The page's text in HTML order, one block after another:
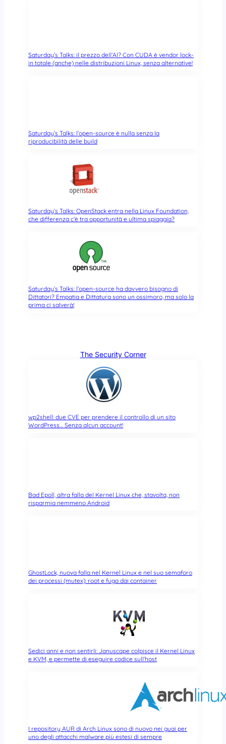
Saturday’s Talks: il prezzo dell’AI? Con CUDA è vendor lock-
in totale (anche) nelle distribuzioni Linux, senza alternative!
Saturday’s Talks: l’open-source è nulla senza la
riproducibilità delle build
Saturday’s Talks: OpenStack entra nella Linux Foundation,
che differenza c’è tra opportunità e ultima spiaggia?
Saturday’s Talks: l’open-source ha davvero bisogno di
Dittatori? Empatia e Dittatura sono un ossimoro, ma solo la
prima ci salverà!
The Security Corner
wp2shell: due CVE per prendere il controllo di un sito
WordPress… Senza alcun account!
Bad Epoll, altra falla del Kernel Linux che, stavolta, non
risparmia nemmeno Android
GhostLock, nuova falla nel Kernel Linux e nel suo semaforo
dei processi (mutex): root e fuga dai container
Sedici anni e non sentirli: Januscape colpisce il Kernel Linux
e KVM, e permette di eseguire codice sull’host
I repository AUR di Arch Linux sono di nuovo nei guai per
uno degli attacchi malware più estesi di sempre